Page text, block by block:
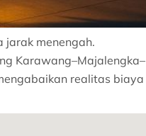
jarak menengah.
Karawang–Majalengka–
realitas biaya